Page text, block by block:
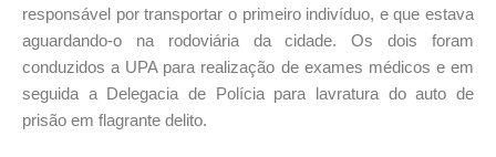
responsável por transportar o primeiro indivíduo, e que estava
aguardando-o na rodoviária da cidade. Os dois foram
conduzidos a UPA para realização de exames médicos e em
seguida a Delegacia de Polícia para lavratura do auto de
prisão em flagrante delito.